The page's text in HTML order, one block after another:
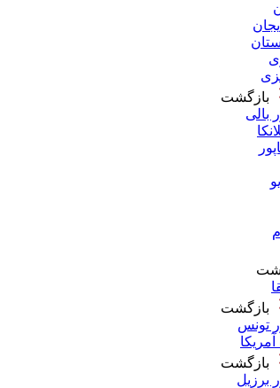
بازگشت
بالی
بازگشت
تونس
بازگشت
برزیل